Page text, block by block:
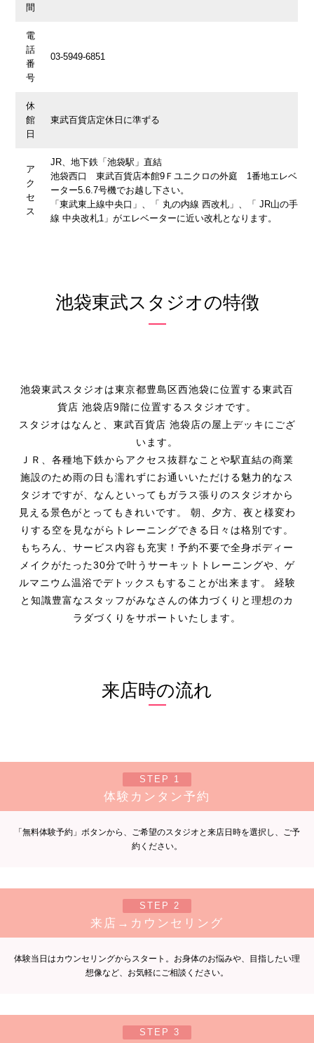
間
電
話
番
号
03-5949-6851
休
館
日
東武百貨店定休日に準ずる
ア
ク
セ
ス
JR、地下鉄「池袋駅」直結
池袋西口 東武百貨店本館9Ｆユニクロの外庭 1番地エレベ
ーター5.6.7号機でお越し下さい。
「東武東上線中央口」、「 丸の内線 西改札」、「 JR山の手
線 中央改札1」がエレベーターに近い改札となります。
池袋東武スタジオの特徴
池袋東武スタジオは東京都豊島区西池袋に位置する東武百
貨店 池袋店9階に位置するスタジオです。
スタジオはなんと、東武百貨店 池袋店の屋上デッキにござ
います。
ＪＲ、各種地下鉄からアクセス抜群なことや駅直結の商業
施設のため雨の日も濡れずにお通いいただける魅力的なス
タジオですが、なんといってもガラス張りのスタジオから
見える景色がとってもきれいです。 朝、夕方、夜と様変わ
りする空を見ながらトレーニングできる日々は格別です。
もちろん、サービス内容も充実！予約不要で全身ボディー
メイクがたった30分で叶うサーキットトレーニングや、ゲ
ルマニウム温浴でデトックスもすることが出来ます。 経験
と知識豊富なスタッフがみなさんの体力づくりと理想のカ
ラダづくりをサポートいたします。
来店時の流れ
STEP 1
体験カンタン予約
「無料体験予約」ボタンから、ご希望のスタジオと来店日時を選択し、ご予
約ください。
STEP 2
来店→カウンセリング
体験当日はカウンセリングからスタート。お身体のお悩みや、目指したい理
想像など、お気軽にご相談ください。
STEP 3